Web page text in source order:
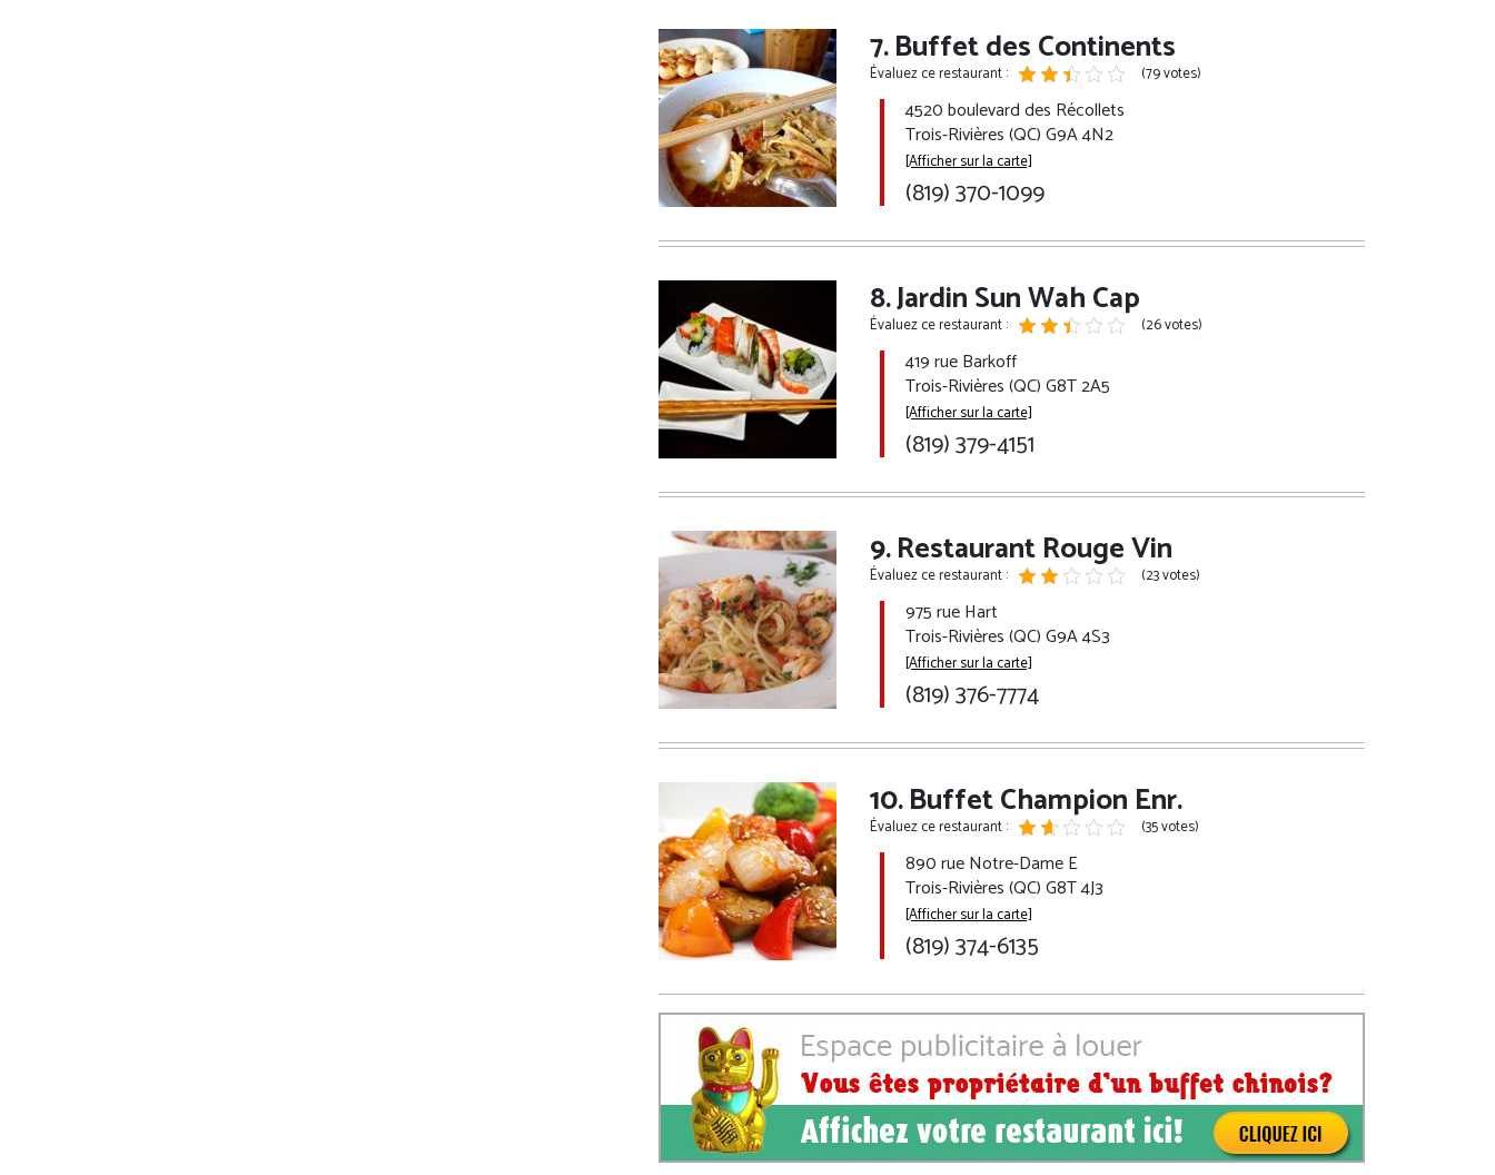
Buffet des Continents
Évaluez ce restaurant : (79 votes)
4520 boulevard des Récollets
Trois-Rivières (QC) G9A 4N2
[Afficher sur la carte]
(819) 370-1099
Jardin Sun Wah Cap
Évaluez ce restaurant : (26 votes)
419 rue Barkoff
Trois-Rivières (QC) G8T 2A5
[Afficher sur la carte]
(819) 379-4151
Restaurant Rouge Vin
Évaluez ce restaurant : (23 votes)
975 rue Hart
Trois-Rivières (QC) G9A 4S3
[Afficher sur la carte]
(819) 376-7774
Buffet Champion Enr.
Évaluez ce restaurant : (35 votes)
890 rue Notre-Dame E
Trois-Rivières (QC) G8T 4J3
[Afficher sur la carte]
(819) 374-6135